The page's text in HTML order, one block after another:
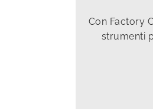
Con Factory
strumenti